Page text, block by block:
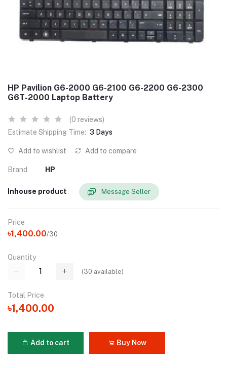
HP Pavilion G6-2000 G6-2100 G6-2200 G6-2300
G6T-2000 Laptop Battery
(0 reviews)
Estimate Shipping Time: 3 Days
Add to wishlist Add to compare
Brand HP
Inhouse product Message Seller
Price
৳1,400.00/30
Quantity
(30 available)
Total Price
৳1,400.00
Add to cart Buy Now